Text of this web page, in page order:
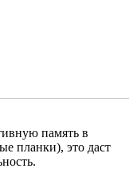
память в
планки), это даст